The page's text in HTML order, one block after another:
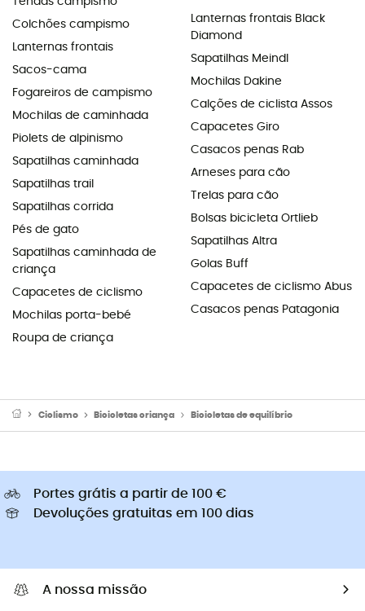
Colchões campismo
Lanternas frontais
Sacos-cama
Fogareiros de campismo
Mochilas de caminhada
Piolets de alpinismo
Sapatilhas caminhada
Sapatilhas trail
Sapatilhas corrida
Pés de gato
Sapatilhas caminhada de
criança
Capacetes de ciclismo
Mochilas porta-bebé
Roupa de criança
Lanternas frontais Black
Diamond
Sapatilhas Meindl
Mochilas Dakine
Calções de ciclista Assos
Capacetes Giro
Casacos penas Rab
Arneses para cão
Trelas para cão
Bolsas bicicleta Ortlieb
Sapatilhas Altra
Golas Buff
Capacetes de ciclismo Abus
Casacos penas Patagonia
Ciclismo Bicicletas criança Bicicletas de equilíbrio
Portes grátis a partir de 100 €
Devoluções gratuitas em 100 dias
A nossa missão